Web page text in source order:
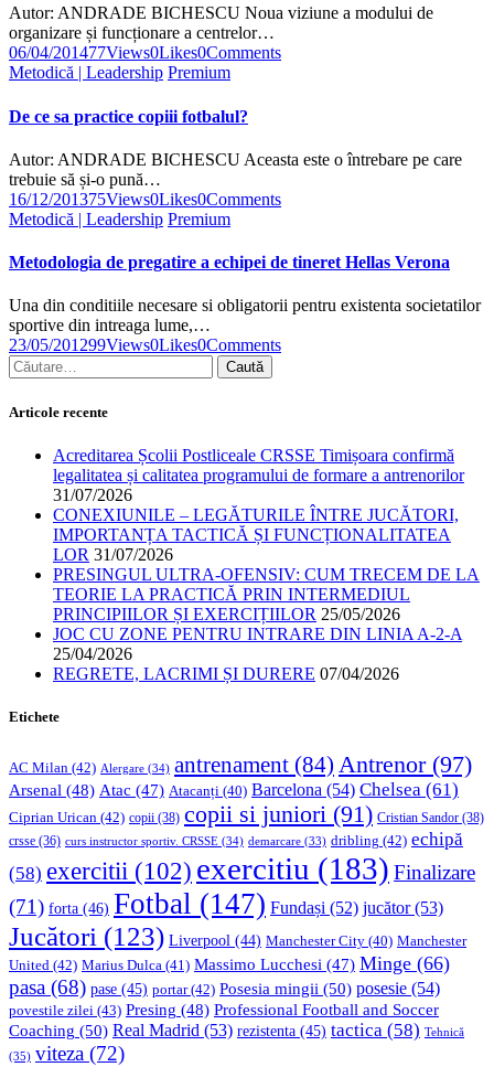
Autor: ANDRADE BICHESCU Noua viziune a modului de
organizare și funcționare a centrelor…
06/04/201477Views0Likes0Comments
Metodică | Leadership Premium
De ce sa practice copiii fotbalul?
Autor: ANDRADE BICHESCU Aceasta este o întrebare pe care
trebuie să și-o pună…
16/12/201375Views0Likes0Comments
Metodică | Leadership Premium
Metodologia de pregatire a echipei de tineret Hellas Verona
Una din conditiile necesare si obligatorii pentru existenta societatilor
sportive din intreaga lume,…
23/05/201299Views0Likes0Comments
Articole recente
Acreditarea Școlii Postliceale CRSSE Timișoara confirmă
legalitatea și calitatea programului de formare a antrenorilor
31/07/2026
CONEXIUNILE – LEGĂTURILE ÎNTRE JUCĂTORI,
IMPORTANȚA TACTICĂ ȘI FUNCȚIONALITATEA
LOR 31/07/2026
PRESINGUL ULTRA-OFENSIV: CUM TRECEM DE LA
TEORIE LA PRACTICĂ PRIN INTERMEDIUL
PRINCIPIILOR ȘI EXERCIȚIILOR 25/05/2026
JOC CU ZONE PENTRU INTRARE DIN LINIA A-2-A
25/04/2026
REGRETE, LACRIMI ȘI DURERE 07/04/2026
Etichete
AC Milan (42) Alergare (34) antrenament (84) Antrenor(97)
Arsenal (48) Atac (47) Atacanți (40) Barcelona (54) Chelsea (61)
Ciprian Urican (42) copii (38) copii si juniori (91) Cristian Sandor (38)
crsse (36) curs instructor sportiv. CRSSE (34) demarcare (33) dribling (42) echipă
(58) exercitii (102) exercitiu (183) Finalizare
(71) forta (46) Fotbal (147) Fundași (52) jucător(53)
Jucători (123) Liverpool (44) Manchester City (40) Manchester
United (42) Marius Dulca (41) Massimo Lucchesi (47) Minge (66)
pasa (68) pase (45) portar(42) Posesia mingii (50) posesie (54)
povestile zilei (43) Presing (48) Professional Football and Soccer
Coaching (50) Real Madrid (53) rezistenta (45) tactica (58) Tehnică
(35) viteza (72)